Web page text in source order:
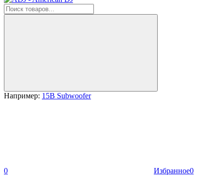
Например: 15B Subwoofer
0 Избранное0